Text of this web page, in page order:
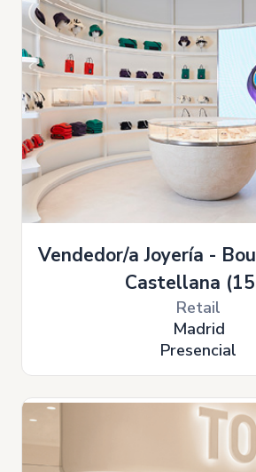
Vendedor/a Joyería -
Castellana
Retail
Madrid
Presencial